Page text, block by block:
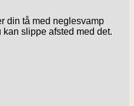
din tå med neglesvamp
slippe afsted med det.